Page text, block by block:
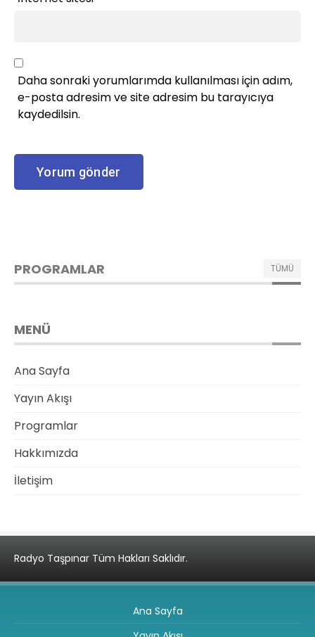
Daha sonraki yorumlarımda kullanılması için adım,
e-posta adresim ve site adresim bu tarayıcıya
kaydedilsin.
PROGRAMLAR TÜMÜ
MENÜ
Ana Sayfa
Yayın Akışı
Programlar
Hakkımızda
İletişim
Radyo Taşpınar Tüm Hakları Saklıdır.
Ana Sayfa